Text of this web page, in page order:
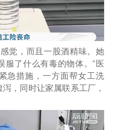
，而且一股酒精味。她
服了什么有毒的物体。”医
急措施，一方面帮女工洗
，同时让家属联系工厂，